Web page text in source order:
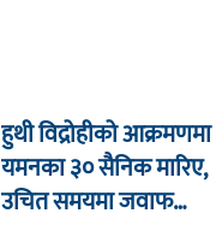
हुथी विद्रोहीको आक्रमणमा
यमनका ३० सैनिक मारिए,
उचित समयमा जवाफ